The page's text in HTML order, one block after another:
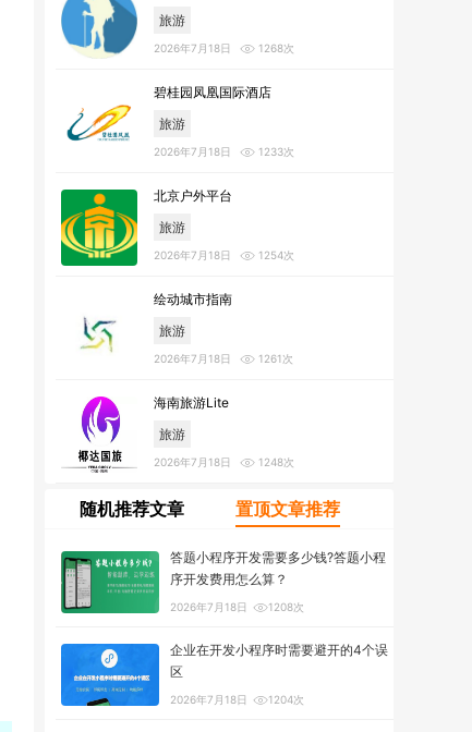
旅游
2026年7月18日 1268次
碧桂园凤凰国际酒店
旅游
2026年7月18日 1233次
北京户外平台
旅游
2026年7月18日 1254次
绘动城市指南
旅游
2026年7月18日 1261次
海南旅游Lite
旅游
2026年7月18日 1248次
随机推荐文章 置顶文章推荐
答题小程序开发需要多少钱?答题小程
序开发费用怎么算？
2026年7月18日 1208次
企业在开发小程序时需要避开的4个误
区
2026年7月18日 1204次